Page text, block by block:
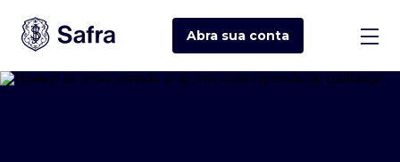
Abra sua conta